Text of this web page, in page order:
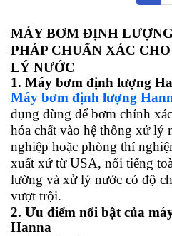
MÁY BƠM ĐỊNH
PHÁP CHUẨN XÁC
LÝ NƯỚC
1. Máy bơm định lượng
Máy bơm định lượng
dụng dùng để bơm chính
hóa chất vào hệ thống xử lý
nghiệp hoặc phòng thí
xuất xứ từ USA, nổi tiếng
lường và xử lý nước có độ
vượt trội.
2. Ưu điểm nổi bật của
Hanna